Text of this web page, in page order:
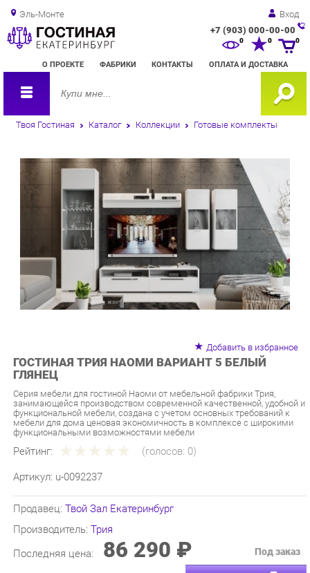
Эль-Монте Вход
+7 (903) 000-00-00
О ПРОЕКТЕ ФАБРИКИ КОНТАКТЫ ОПЛАТА И ДОСТАВКА
0 0
Твоя Гостиная Каталог Коллекции Готовые комплекты
ГОСТИНАЯ ТРИЯ НАОМИ ВАРИАНТ 5 БЕЛЫЙ
ГЛЯНЕЦ
Серия мебели для гостиной Наоми от мебельной фабрики Трия,
функциональной мебели, создана с учетом основных требований к
мебели для дома ценовая экономичность в комплексе с широкими
функциональными возможностями мебели
Рейтинг: (голосов:0)
Артикул: u-0092237
Производитель:Трия
Последняя цена:
86 290 ₽
- ЗАКАЗАТЬ